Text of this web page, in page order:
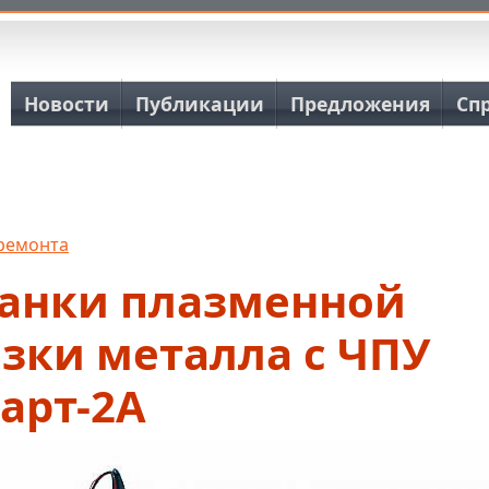
Основная навигация
Новости Публикации Предложения
плазменной
металла с ЧПУ
2А